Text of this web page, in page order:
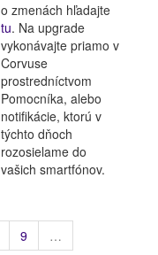
o zmenách hľadajte
tu. Na upgrade
vykonávajte priamo v
Corvuse
prostredníctvom
Pomocníka, alebo
notifikácie, ktorú v
týchto dňoch
rozosielame do
vašich smartfónov.
9
…